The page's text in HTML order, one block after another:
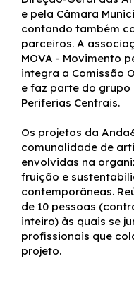
e pela Câmara
contando também
parceiros. A
MOVA - Movimento
integra a Comissão
e faz parte do
Periferias Centrais.
Os projetos da
comunalidade de
envolvidas na
fruição e
contemporâneas.
de 10 pessoas
inteiro) às quais se
profissionais que
projeto.